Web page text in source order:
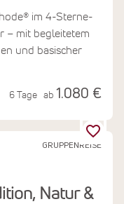
im 4-Sterne-
– mit begleitetem
und basischer
6 Tage ab 1.080 €
GRUPPENREISE
Natur &